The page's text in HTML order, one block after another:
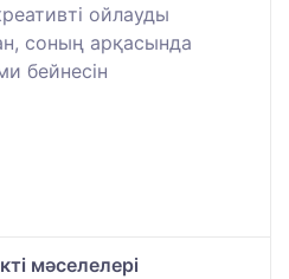
ойлауды
соның арқасында
бейнесін
мәселелері